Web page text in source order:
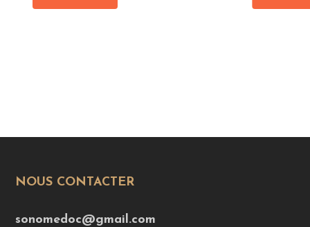
NOUS CONTACTER
sonomedoc@gmail.com